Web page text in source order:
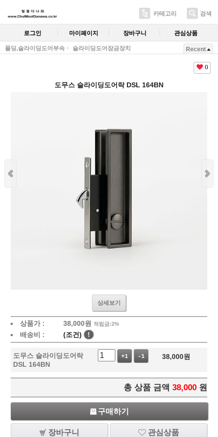
카테고리 검색
로그인 마이페이지 장바구니 관심상품
폴딩,슬라이딩도어부속 슬라이딩도어잠금장치 Recent
0
도무스 슬라이딩도어락 DSL 164BN
상세보기
상품가 : 38,000원 적립금:2%
배송비 : (조건) !
도무스 슬라이딩도어락
DSL 164BN
+1 -1 38,000원
총 상품 금액 38,000 원
구매하기
장바구니 관심상품